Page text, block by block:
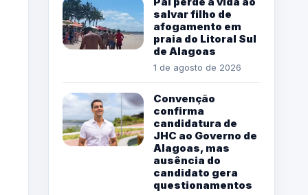
salvar filho de
afogamento em
praia do Litoral Sul
de Alagoas
1 de agosto de 2026
Convenção
confirma
candidatura de
JHC ao Governo de
Alagoas, mas
ausência do
candidato gera
questionamentos